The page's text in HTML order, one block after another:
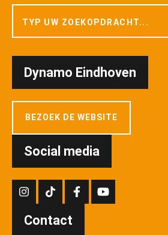
Dynamo Eindhoven
BEZOEK DE WEBSITE
Social media
Contact